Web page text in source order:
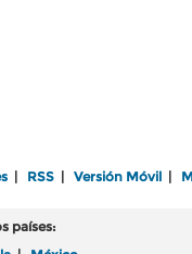
RSS Versión Móvil
países: